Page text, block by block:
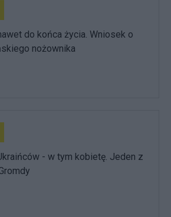
do końca życia. Wniosek o
nożownika
- w tym kobietę. Jeden z